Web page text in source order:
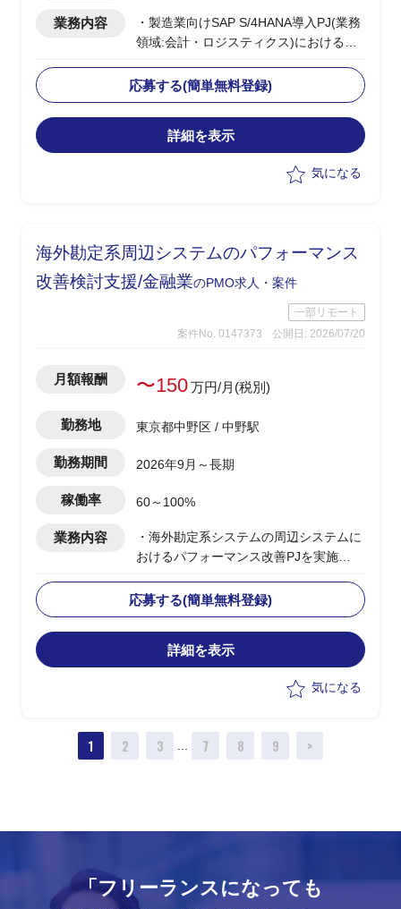
業務内容
・製造業向けSAP S/4HANA導入PJ(業務
領域:会計・ロジスティクス)におけるチ
・拡張開発(製造工程)は2026年4月開始
済で現在は結合テストフェーズ、開発/単
体テスト/結合テストの進捗・課題・品質
管理を推進(管理対象メンバー約100名規
・定量進捗の集計、ツールを用いたレポ
応募する(簡単無料登録)
詳細を表示
気になる
海外勘定系周辺システムのパフォーマンス
改善検討支援/金融業のPMO求人・案件
一部リモート
案件No. 0147373
公開日: 2026/07/20
月額報酬 〜150万円/月(税別)
勤務地 東京都中野区 / 中野駅
勤務期間 2026年9月～長期
稼働率 60～100%
業務内容
・海外勘定系システムの周辺システムに
おけるパフォーマンス改善PJを実施
存データを保持しつつパフォーマンスを
改善するソリューションの検討を主導
応募する(簡単無料登録)
詳細を表示
気になる
1 2 3 ... 7 8 9 >
「フリーランスになっても